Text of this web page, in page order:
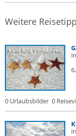
Weitere
0 Urlaubsbilder 0